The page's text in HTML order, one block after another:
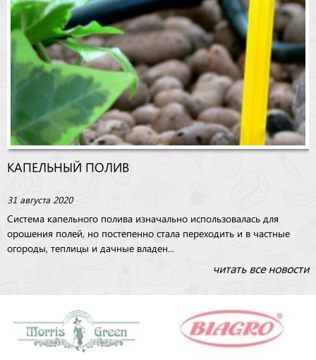
КАПЕЛЬНЫЙ ПОЛИВ
31 августа 2020
Система капельного полива изначально использовалась для
орошения полей, но постепенно стала переходить и в частные
огороды, теплицы и дачные владен...
читать все новости